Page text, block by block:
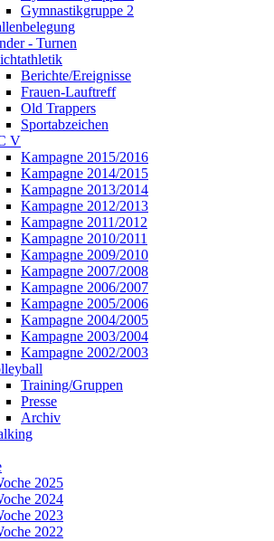
Gymnastikgruppe 2
- Turnen
Berichte/Ereignisse
Frauen-Lauftreff
Old Trappers
Sportabzeichen
V
Kampagne 2015/2016
Kampagne 2014/2015
Kampagne 2013/2014
Kampagne 2012/2013
Kampagne 2011/2012
Kampagne 2010/2011
Kampagne 2009/2010
Kampagne 2007/2008
Kampagne 2006/2007
Kampagne 2005/2006
Kampagne 2004/2005
Kampagne 2003/2004
Kampagne 2002/2003
Training/Gruppen
Presse
Archiv
2025
2024
2023
2022